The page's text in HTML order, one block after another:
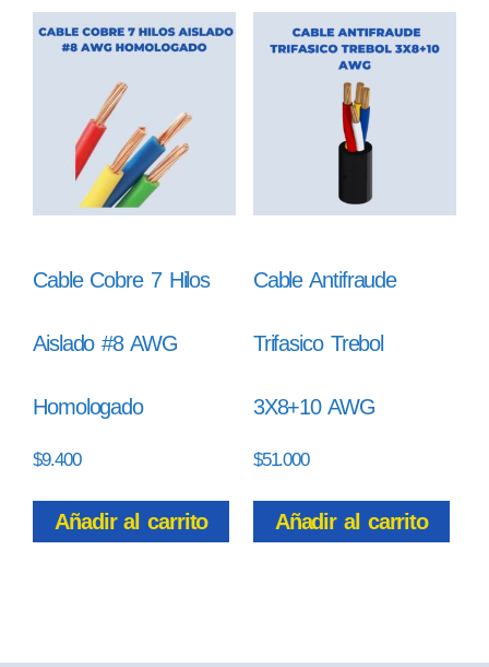
Cable Cobre 7 Hilos
Aislado #8 AWG
Homologado
$9.400
Añadir al carrito
Cable Antifraude
Trifasico Trebol
3X8+10 AWG
$51.000
Añadir al carrito